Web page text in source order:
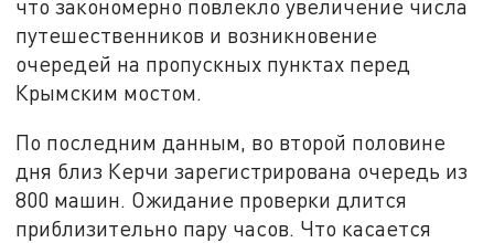
что закономерно повлекло увеличение числа
путешественников и возникновение
очередей на пропускных пунктах перед
Крымским мостом.
По последним данным, во второй половине
дня близ Керчи зарегистрирована очередь из
800 машин. Ожидание проверки длится
приблизительно пару часов. Что касается